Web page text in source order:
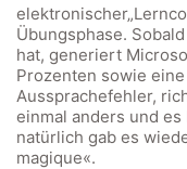
Übungsphase.
hat, generiert
Prozenten sowie
Aussprachefehler,
einmal anders und
natürlich gab es
magique«.